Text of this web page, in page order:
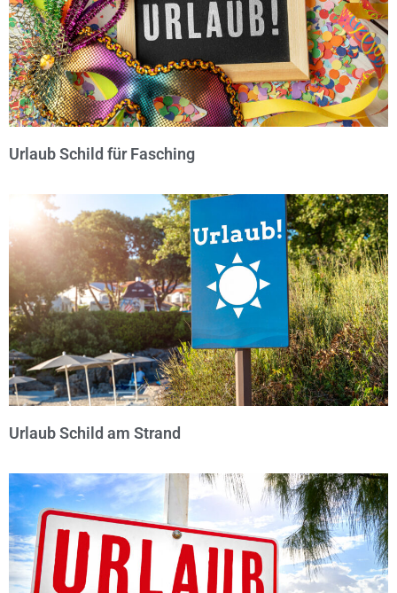
Urlaub Schild für Fasching
© Michael Bihlmayer
Urlaub Schild am Strand
© Michael Bihlmayer